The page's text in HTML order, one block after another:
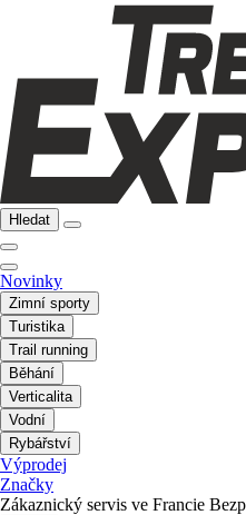
Hledat
Novinky
Zimní sporty
Turistika
Trail running
Běhání
Verticalita
Vodní
Rybářství
Výprodej
Značky
Zákaznický servis ve Francie